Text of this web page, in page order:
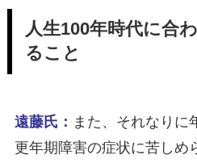
人生100年時代に合
ること
遠藤氏： また、それなりに
更年期障害の症状に苦しめ